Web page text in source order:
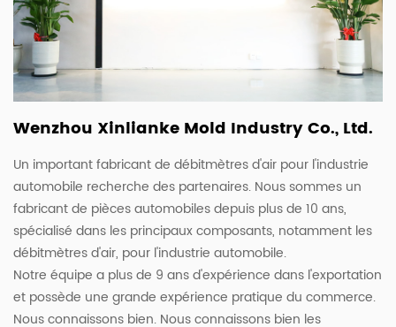
Wenzhou Xinlianke Mold Industry Co., Ltd.
Un important fabricant de débitmètres d'air pour l'industrie
automobile recherche des partenaires. Nous sommes un
fabricant de pièces automobiles depuis plus de 10 ans,
spécialisé dans les principaux composants, notamment les
débitmètres d'air, pour l'industrie automobile.
Notre équipe a plus de 9 ans d'expérience dans l'exportation
et possède une grande expérience pratique du commerce.
Nous connaissons bien. Nous connaissons bien les